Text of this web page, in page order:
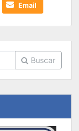
Email
Buscar